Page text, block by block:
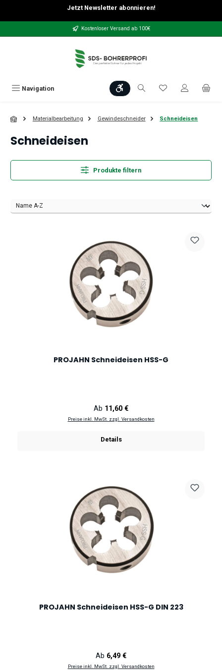
Zum Hauptinhalt springenJetzt Newsletter abonnieren!
Kostenloser Versand ab 100€
Navigation Werkzeugleiste anzeigen
Du hast 0
Materialbearbeitung Gewindeschneider Schneideisen
Schneideisen
Produkte filtern
PROJAHN Schneideisen HSS-G
Regulärer Preis:
Ab 11,60 €
Preise inkl. MwSt. zzgl. Versandkosten
Details
PROJAHN Schneideisen HSS-G DIN 223
Regulärer Preis:
Ab 6,49 €
Preise inkl. MwSt. zzgl. Versandkosten